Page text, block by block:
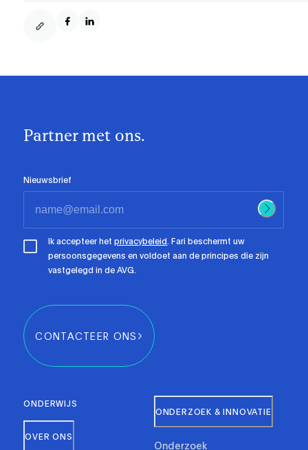
Partner met ons.
Nieuwsbrief
Ik accepteer hetprivacybeleid. Fari beschermt uw
persoonsgegevens en voldoet aan de principes die zijn
vastgelegd in de AVG.
CONTACTEER ONS
ONDERWIJS
OVER ONS
ONDERZOEK & INNOVATIE
Onderzoek